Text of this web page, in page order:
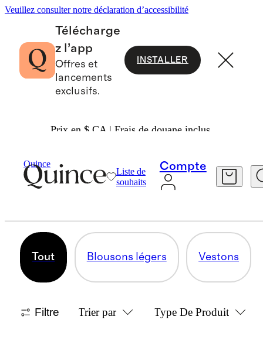
Veuillez consulter notre déclaration d’accessibilité
Télécharge
z l’app
Offres et
lancements
exclusifs.
INSTALLER
Prix en $ CA | Frais de douane inclus.
Quince
Liste de
souhaits
Compte
Blousons
BLOUSONS ET MANTEAUX
Tout Blousons légers Vestons
Filtre Trier par Type De Produit